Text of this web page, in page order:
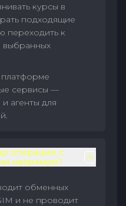
курсы в
подходящие
переходить к
сервисы —
агенты для
операции с
напрямую?
обменных
и не проводит